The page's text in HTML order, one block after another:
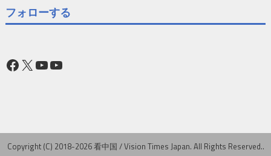
フォローする
Facebook
X YouTube
YouTube
Copyright (C) 2018-2026 看中国 / Vision Times Japan. All Rights Reserved..